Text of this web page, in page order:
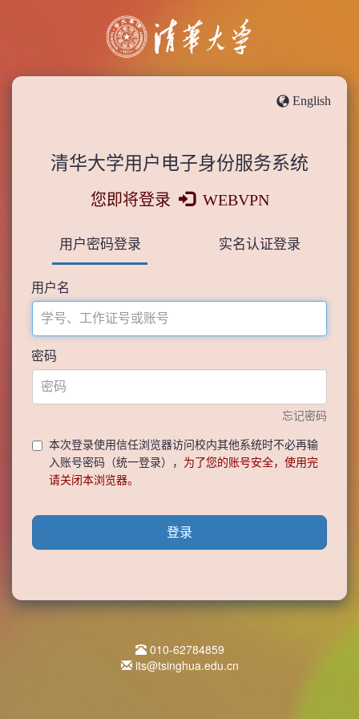
English
清华大学用户电子身份服务系统
您即将登录 WEBVPN
用户密码登录 实名认证登录
用户名
密码
忘记密码
本次登录使用信任浏览器访问校内其他系统时不必再输
入账号密码（统一登录）， 为了您的账号安全，使用完
请关闭本浏览器。
登录
010-62784859
its@tsinghua.edu.cn